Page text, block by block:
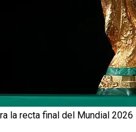
la recta final del Mundial 2026